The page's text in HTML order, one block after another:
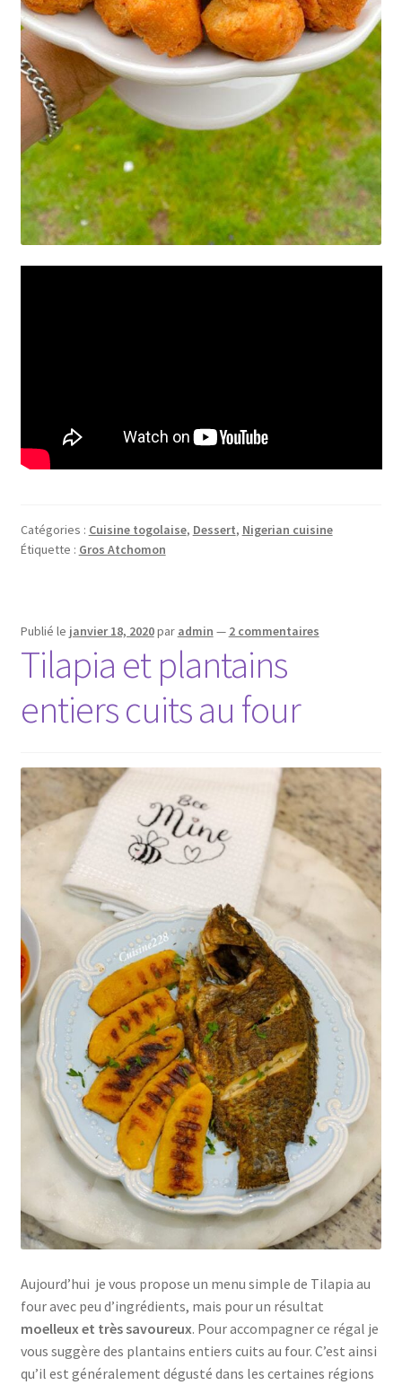
Catégories : Cuisine togolaise, Dessert, Nigerian cuisine
Étiquette : Gros Atchomon
Publié le janvier 18, 2020par admin — 2 commentaires
Tilapia et plantains
entiers cuits au four
Aujourd’hui je vous propose un menu simple de Tilapia au
four avec peu d’ingrédients, mais pour un résultat
moelleux et très savoureux. Pour accompagner ce régal je
vous suggère des plantains entiers cuits au four. C’est ainsi
qu’il est généralement dégusté dans les certaines régions